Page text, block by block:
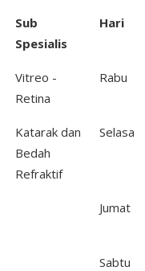
Sub
Spesialis
Hari
Vitreo -
Retina
Rabu
Katarak dan
Bedah
Refraktif
Selasa
Jumat
Sabtu